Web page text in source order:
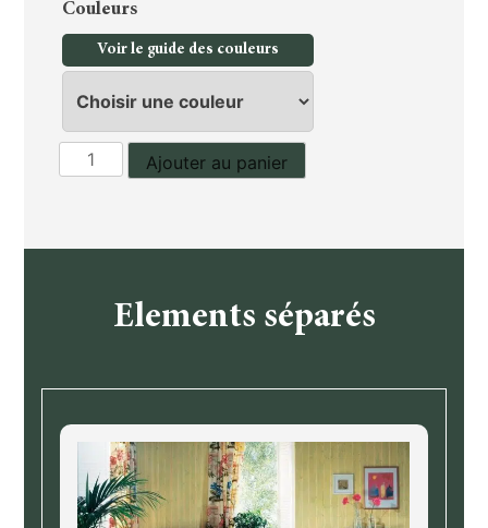
Couleurs
Voir le guide des couleurs
quantité
de
Ajouter au panier
Elements séparés